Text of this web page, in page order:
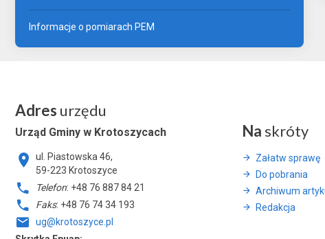
Informacje o pomiarach PEM
Adres urzędu
Urząd Gminy w Krotoszycach
ul. Piastowska 46,
59-223 Krotoszyce
Telefon: +48 76 887 84 21
Faks: +48 76 74 34 193
ug@krotoszyce.pl
Na skróty
Załatw sprawę
Do pobrania
Archiwum
Redakcja